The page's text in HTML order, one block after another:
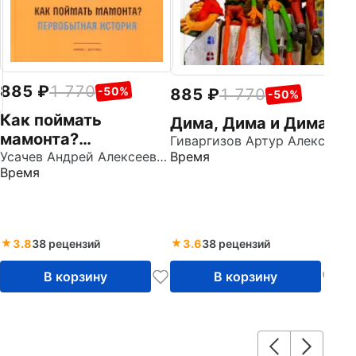
885 1 770 -50%
Как поймать
мамонта?
Первобытная
история
Усачев Андрей Алексеевич
Время
3.838 рецензий
В корзину
885 1 770 -50%
Дима, Дима и Дима
Время
3.638 рецензий
В корзину